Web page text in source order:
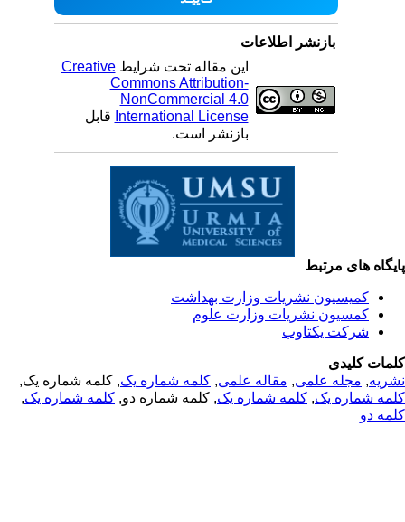
بازنشر اطلاعات
این مقاله تحت شرایطCreative
Commons Attribution-
NonCommercial 4.0
International Licenseقابل
بازنشر است.
های مرتبط
کمیسیون نشریات وزارت بهداشت
کمسیون نشریات وزارت علوم
شرکت یکتاوب
کلیدی
,مجله علمی, مقاله علمی, کلمه شماره یک, کلمه شماره یک,
شماره یک,کلمه شماره یک, کلمه شماره دو,کلمه شماره یک,
دو